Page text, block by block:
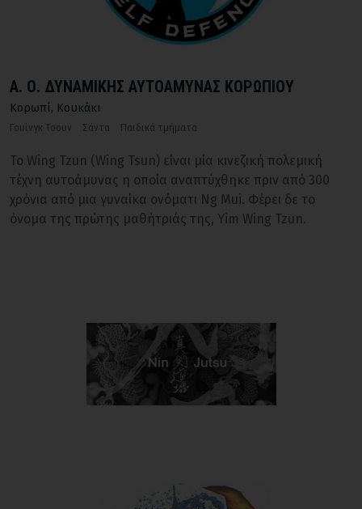
Α. Ο. ΔΥΝAMIKΗΣ ΑΥΤΟΑΜΥΝΑΣ ΚΟΡΩΠΙΟΥ
Κορωπί, Κουκάκι
Γουίνγκ Τσουν Σάντα Παιδικά τμήματα
Το Wing Tzun (Wing Tsun) είναι μία κινεζική πολεμική
τέχνη αυτοάμυνας η οποία αναπτύχθηκε πριν από 300
χρόνια από μια γυναίκα ονόματι Ng Mui. Φέρει δε το
όνομα της πρώτης μαθήτριάς της, Yim Wing Tzun.